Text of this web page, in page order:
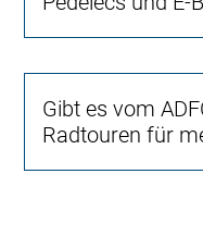
Gibt es vom
Radtouren für